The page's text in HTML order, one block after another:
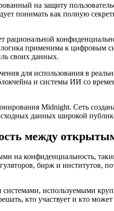
на защиту
понимать как полную
рациональной
применима к
своих данных.
для использования в
и системы ИИ со
Midnight. Сеть
данных широкой
между
на конфиденциальность,
бирж и институтов,
используемыми
кто участвует и кто